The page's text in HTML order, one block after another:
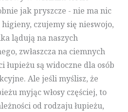
jak pryszcze - nie ma nic
czujemy się nieswojo,
lądują na naszych
zwłaszcza na ciemnych
łupieżu są widoczne dla osób
Ale jeśli myślisz, że
myjąc włosy częściej, to
od rodzaju łupieżu,